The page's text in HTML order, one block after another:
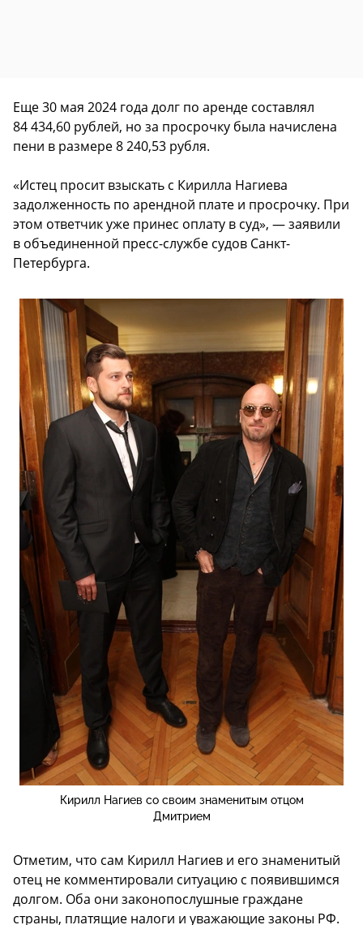
Еще 30 мая 2024 года долг по аренде составлял
84 434,60 рублей, но за просрочку была начислена
пени в размере 8 240,53 рубля.
«Истец просит взыскать с Кирилла Нагиева
задолженность по арендной плате и просрочку. При
этом ответчик уже принес оплату в суд», — заявили
в объединенной пресс-службе судов Санкт-
Петербурга.
Кирилл Нагиев со своим знаменитым отцом
Дмитрием
Отметим, что сам Кирилл Нагиев и его знаменитый
отец не комментировали ситуацию с появившимся
долгом. Оба они законопослушные граждане
страны, платящие налоги и уважающие законы РФ.